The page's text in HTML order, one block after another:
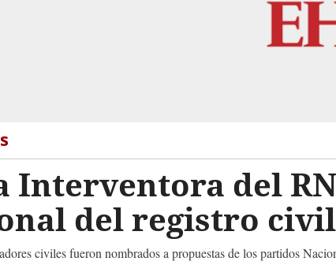
Interventora del
del registro civil
civiles fueron nombrados a propuestas de los partidos